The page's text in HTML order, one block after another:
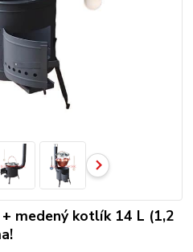
medený kotlík 14 L (1,2